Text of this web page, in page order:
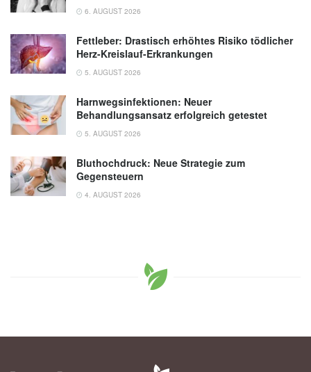
6. AUGUST 2026
Fettleber: Drastisch erhöhtes Risiko tödlicher
Herz-Kreislauf-Erkrankungen
5. AUGUST 2026
Harnwegsinfektionen: Neuer
Behandlungsansatz erfolgreich getestet
5. AUGUST 2026
Bluthochdruck: Neue Strategie zum
Gegensteuern
4. AUGUST 2026